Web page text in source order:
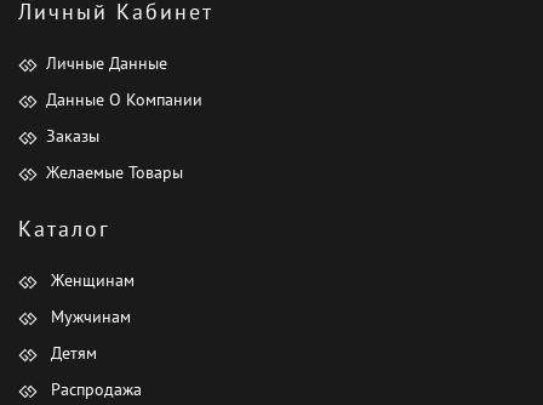
Личный Кабинет
Личные Данные
Данные О Компании
Заказы
Желаемые Товары
Каталог
Женщинам
Мужчинам
Детям
Распродажа